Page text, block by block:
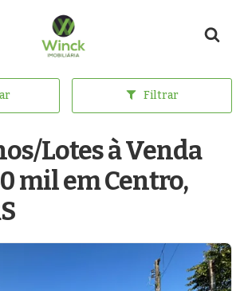
Página inicial
Filtrar
Lotes à Venda
mil em Centro,